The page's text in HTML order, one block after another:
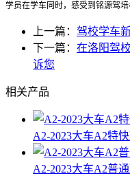
学员在学车同时，感受到铭源驾
上一篇： 驾校学车
下一篇： 在洛阳驾
诉您
相关产品
A2-2023大车A2特
A2-2023大车A2普